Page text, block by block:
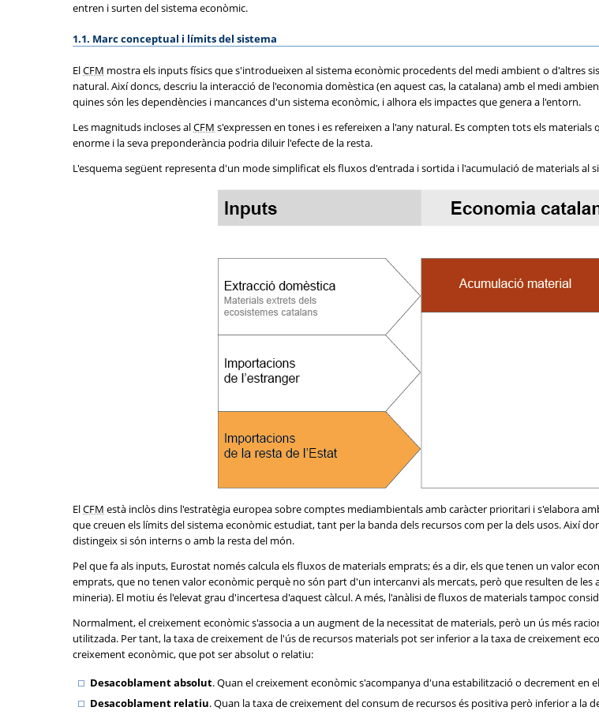
entren i surten del sistema econòmic.
1.1. Marc conceptual i límits del sistema
ElCFM mostra els inputs físics que s'introdueixen al sistema econòmic procedents del medi ambient o d'altres
natural. Així doncs, descriu la interacció de l'economia domèstica (en aquest cas, la catalana) amb el medi
quines són les dependències i mancances d'un sistema econòmic, i alhora els impactes que genera a l'entorn.
Les magnituds incloses alCFM s'expressen en tones i es refereixen a l'any natural. Es compten tots els
enorme i la seva preponderància podria diluir l'efecte de la resta.
L'esquema següent representa d'un mode simplificat els fluxos d'entrada i sortida i l'acumulació de materials al
ElCFM està inclòs dins l'estratègia europea sobre comptes mediambientals amb caràcter prioritari i s'elabora
que creuen els límits del sistema econòmic estudiat, tant per la banda dels recursos com per la dels usos. Així
distingeix si són interns o amb la resta del món.
Pel que fa als inputs, Eurostat només calcula els fluxos de materials emprats; és a dir, els que tenen un valor
emprats, que no tenen valor econòmic perquè no són part d'un intercanvi als mercats, però que resulten de
mineria). El motiu és l'elevat grau d'incertesa d'aquest càlcul. A més, l'anàlisi de fluxos de materials tampoc
Normalment, el creixement econòmic s'associa a un augment de la necessitat de materials, però un ús més
utilitzada. Per tant, la taxa de creixement de l'ús de recursos materials pot ser inferior a la taxa de creixement
creixement econòmic, que pot ser absolut o relatiu:
Desacoblament absolut. Quan el creixement econòmic s'acompanya d'una estabilització o decrement en
Desacoblament relatiu. Quan la taxa de creixement del consum de recursos és positiva però inferior a la